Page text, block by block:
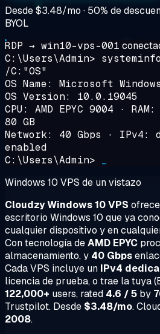
Desde$3.48/mo · 50% de
BYOL
RDP → win10-vps-001
C:\Users\Admin>
/C:"OS"
OS Name: Microsoft
OS Version: 10.0.19045
CPU: AMD EPYC 9004 ·
80 GB
Network: 40 Gbps · IPv4:
enabled
C:\Users\Admin>
Windows 10 VPS de un vistazo
Cloudzy Windows 10 VPS
escritorio Windows 10 que ya
cualquier dispositivo y en
Con tecnología deAMD EPYC
almacenamiento, y 40 Gbps
Cada VPS incluye un IPv4
licencia de prueba, o trae la tuya
122,000+ users, rated 4.6 / 5 by
Trustpilot. Desde $3.48/mo.
2008.